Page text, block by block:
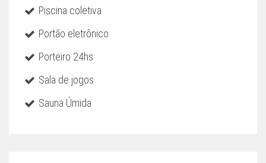
Piscina coletiva
Portão eletrônico
Porteiro 24hs
Sala de jogos
Sauna Úmida